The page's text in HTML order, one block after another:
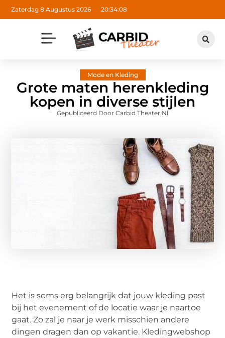
Zaterdag 8 Augustus 2026 20:34:09
Mode en Kleding
Grote maten herenkleding
kopen in diverse stijlen
Gepubliceerd Door Carbid Theater.nl
Het is soms erg belangrijk dat jouw kleding past
bij het evenement of de locatie waar je naartoe
gaat. Zo zal je naar je werk misschien andere
dingen dragen dan op vakantie. Kledingwebshop